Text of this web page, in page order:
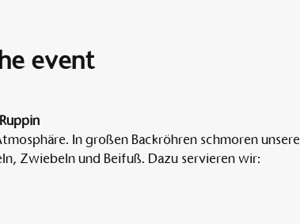
event
In großen Backröhren schmoren unsere
Zwiebeln und Beifuß. Dazu servieren wir: